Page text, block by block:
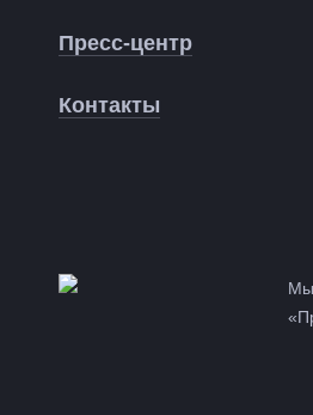
Пресс-центр
Контакты
Мы